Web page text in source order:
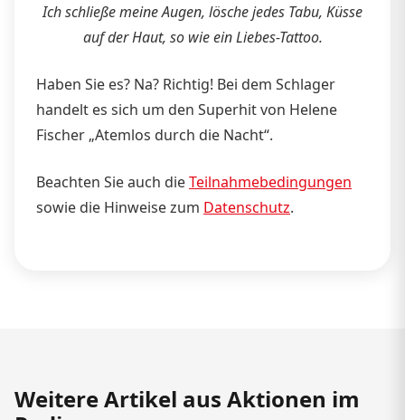
Ich schließe meine Augen, lösche jedes Tabu, Küsse
auf der Haut, so wie ein Liebes-Tattoo.
Haben Sie es? Na? Richtig! Bei dem Schlager
handelt es sich um den Superhit von Helene
Fischer „Atemlos durch die Nacht“.
Beachten Sie auch dieTeilnahmebedingungen
sowie die Hinweise zum Datenschutz.
Weitere Artikel aus Aktionen im